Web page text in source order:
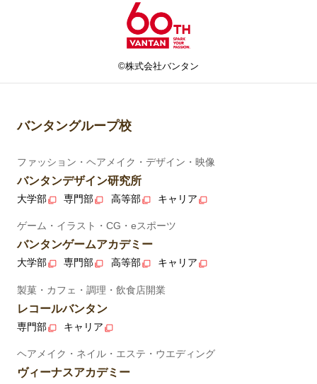
©株式会社バンタン
バンタングループ校
ファッション・ヘアメイク・デザイン・映像
バンタンデザイン研究所
大学部 専門部 高等部 キャリア
ゲーム・イラスト・CG・eスポーツ
バンタンゲームアカデミー
大学部 専門部 高等部 キャリア
製菓・カフェ・調理・飲食店開業
レコールバンタン
専門部 キャリア
ヘアメイク・ネイル・エステ・ウエディング
ヴィーナスアカデミー